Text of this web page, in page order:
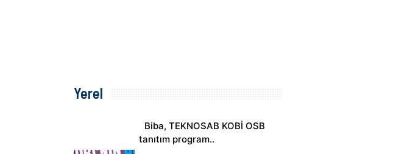
Yerel
Biba, TEKNOSAB KOBİ OSB
tanıtım program..